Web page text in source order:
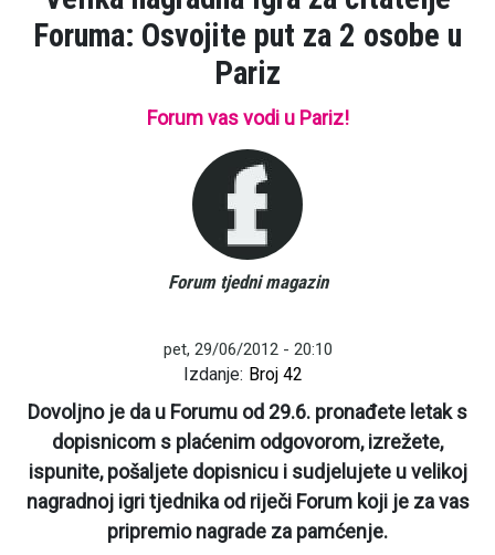
Foruma: Osvojite put za 2 osobe u
Pariz
Forum vas vodi u Pariz!
Forum tjedni magazin
pet, 29/06/2012 - 20:10
Izdanje: Broj 42
Dovoljno je da u Forumu od 29.6. pronađete letak s
dopisnicom s plaćenim odgovorom, izrežete,
ispunite, pošaljete dopisnicu i sudjelujete u velikoj
nagradnoj igri tjednika od riječi Forum koji je za vas
pripremio nagrade za pamćenje.